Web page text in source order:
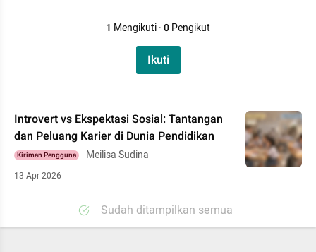
1 Mengikuti·0Pengikut
Ikuti
Introvert vs Ekspektasi Sosial: Tantangan
dan Peluang Karier di Dunia Pendidikan
Kiriman Pengguna Meilisa Sudina
13 Apr 2026
Sudah ditampilkan semua